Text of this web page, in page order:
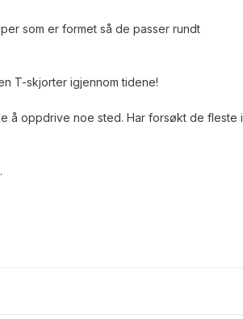
som er formet så de passer rundt
T-skjorter igjennom tidene!
å oppdrive noe sted. Har forsøkt de fleste i